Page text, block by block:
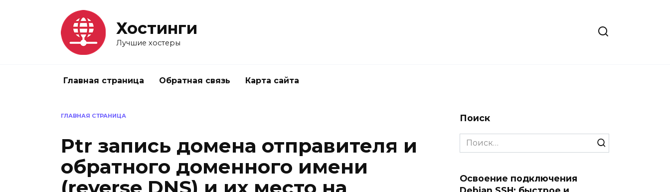
Хостинги
Лучшие хостеры
Главная страница Обратная связь Карта сайта
ГЛАВНАЯ СТРАНИЦА
Ptr запись домена отправителя и
обратного доменного имени
Поиск
Search
for:
Освоение подключения